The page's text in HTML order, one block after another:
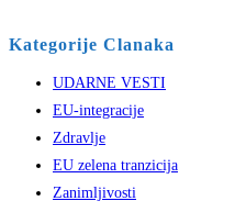
Kategorije Clanaka
UDARNE VESTI
EU-integracije
Zdravlje
EU zelena tranzicija
Zanimljivosti